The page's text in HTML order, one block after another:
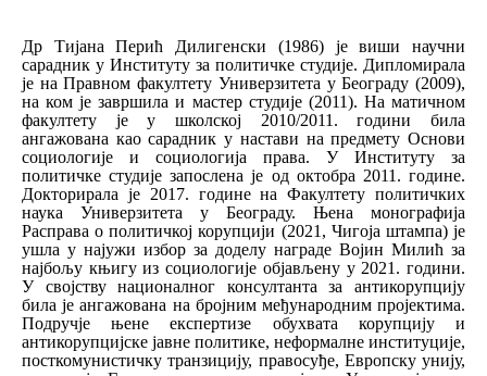
Др Тијана Перић Дилигенски (1986) је виши научни
сарадник у Институту за политичке студије. Дипломирала
је на Правном факултету Универзитета у Београду (2009),
на ком је завршила и мастер студије (2011). На матичном
факултету је у школској 2010/2011. години била
ангажована као сарадник у настави на предмету Основи
социологије и социологија права. У Институту за
политичке студије запослена је од октобра 2011. године.
Докторирала је 2017. године на Факултету политичких
наука Универзитета у Београду. Њена монографија
Расправа о политичкој корупцији (2021, Чигоја штампа) је
ушла у најужи избор за доделу награде Војин Милић за
најбољу књигу из социологије објављену у 2021. години.
У својству националног консултанта за антикорупцију
била је ангажована на бројним међународним пројектима.
Подручје њене експертизе обухвата корупцију и
антикорупцијске јавне политике, неформалне институције,
посткомунистичку транзицију, правосуђе, Европску унију,